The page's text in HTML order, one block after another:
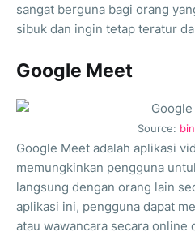
sangat berguna bagi orang
sibuk dan ingin tetap teratur
Google Meet
Source:
Google Meet adalah aplikasi
memungkinkan pengguna
langsung dengan orang lain
aplikasi ini, pengguna dapat
atau wawancara secara online